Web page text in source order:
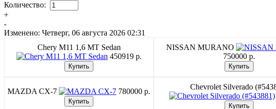
Количество:
+
-
Изменено: Четверг, 06 августа 2026 02:31
Chery M11 1,6 MT Sedan
450919 p.
NISSAN MURANO
750000 p.
MAZDA CX-7 780000 p.
Chevrolet Silverado